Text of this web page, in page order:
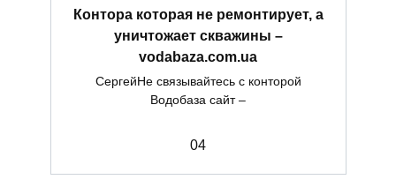
Контора которая не ремонтирует, а
уничтожает скважины –
vodabaza.com.ua
СергейНе связывайтесь с конторой
Водобаза сайт –
04